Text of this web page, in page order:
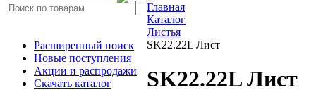
Расширенный поиск
Новые поступления
Акции и распродажи
Скачать каталог
Главная
Каталог
Листья
SK22.22L Лист
SK22.22L Лист